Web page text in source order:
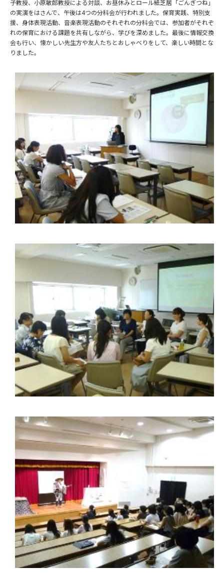
子教授、小原敏郎教授による対談、お昼休みとロール紙芝居「ごんぎつね」
の実演をはさんで、午後は4つの分科会が行われました。保育実践、特別支
援、身体表現活動、音楽表現活動のそれぞれの分科会では、参加者がそれぞ
れの保育における課題を共有しながら、学びを深めました。最後に情報交換
会も行い、懐かしい先生方や友人たちとおしゃべりをして、楽しい時間とな
りました。